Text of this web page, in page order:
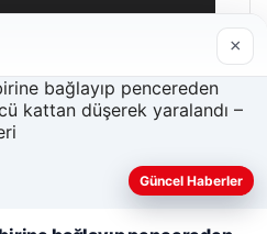
×
Güncel Haberler